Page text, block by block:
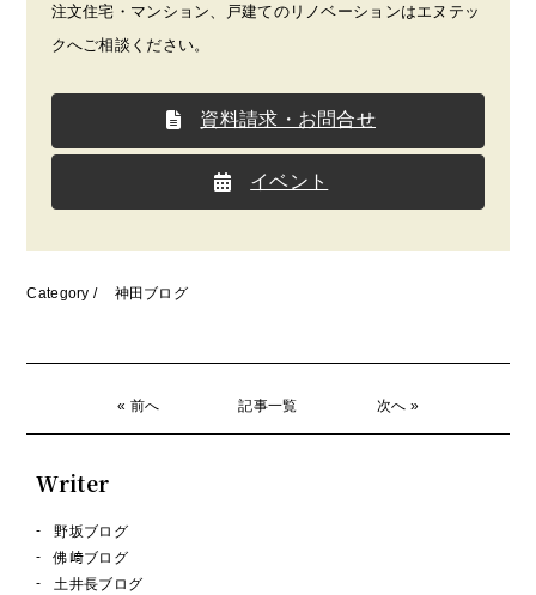
注文住宅・マンション、戸建てのリノベーションはエヌテッ
クへご相談ください。
資料請求・お問合せ
イベント
Category / 神田ブログ
« 前へ 記事一覧 次へ »
Writer
野坂ブログ
佛﨑ブログ
土井長ブログ